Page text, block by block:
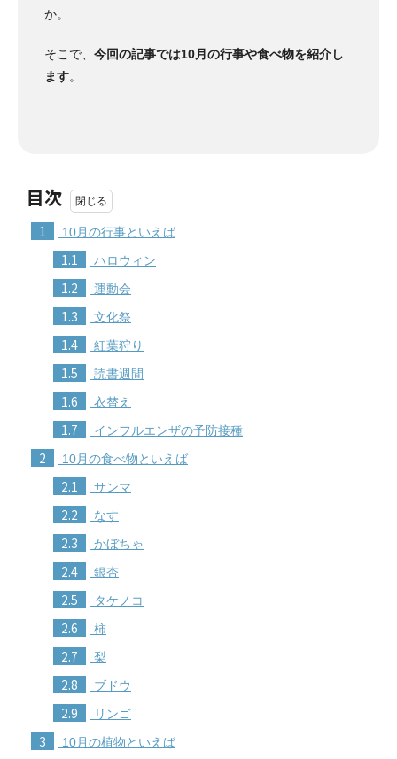
か。
そこで、 今回の記事では10月の行事や食べ物を紹介し
ます。
目次
1 10月の行事といえば
1.1 ハロウィン
1.2 運動会
1.3 文化祭
1.4 紅葉狩り
1.5 読書週間
1.6 衣替え
1.7 インフルエンザの予防接種
2 10月の食べ物といえば
2.1 サンマ
2.2 なす
2.3 かぼちゃ
2.4 銀杏
2.5 タケノコ
2.6 柿
2.7 梨
2.8 ブドウ
2.9 リンゴ
3 10月の植物といえば